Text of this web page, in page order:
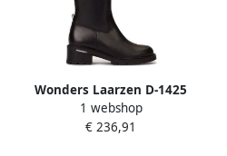
Wonders Laarzen D-1425
1 webshop
€ 236,91